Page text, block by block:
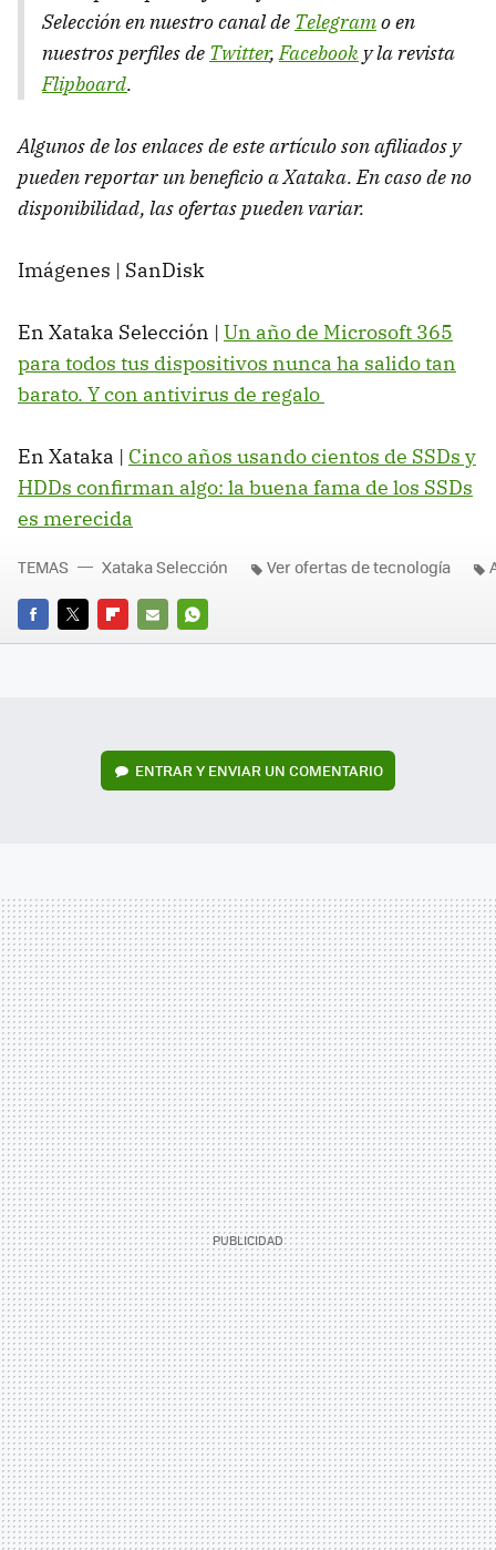
Selección en nuestro canal de Telegramo en
nuestros perfiles de Twitter,Facebook y la revista
Flipboard.
Algunos de los enlaces de este artículo son afiliados y
pueden reportar un beneficio a Xataka. En caso de no
disponibilidad, las ofertas pueden variar.
Imágenes | SanDisk
En Xataka Selección | Un año de Microsoft 365
para todos tus dispositivos nunca ha salido tan
barato. Y con antivirus de regalo
En Xataka | Cinco años usando cientos de SSDs y
HDDs confirman algo: la buena fama de los SSDs
es merecida
FACEBOOK
TWITTERFLIPBOARD
E-
WHATSAPP
TEMAS Xataka Selección Ver ofertas de tecnología
ENTRAR Y ENVIAR UN COMENTARIO